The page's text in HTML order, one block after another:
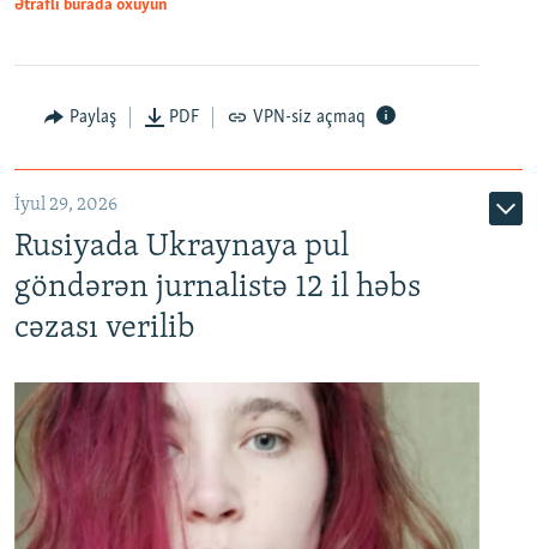
Ətraflı burada oxuyun
Paylaş PDF VPN-siz açmaq
İyul 29, 2026
Rusiyada Ukraynaya pul
göndərən jurnalistə 12 il həbs
cəzası verilib